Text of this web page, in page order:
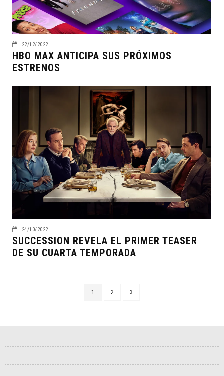
22/12/2022
HBO MAX ANTICIPA SUS PRÓXIMOS
ESTRENOS
24/10/2022
SUCCESSION REVELA EL PRIMER TEASER
DE SU CUARTA TEMPORADA
1 2 3